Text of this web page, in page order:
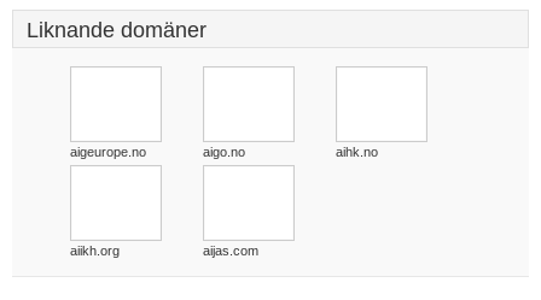
Liknande domäner
aigeurope.no aigo.no aihk.no
aiikh.org aijas.com